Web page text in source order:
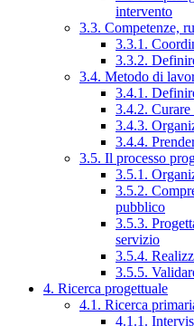
intervento
3.3. Competenze,
3.3.1.
3.3.2.
3.4. Metodo di
3.4.1.
3.4.2.
3.4.3.
3.4.4.
3.5. Il processo
3.5.1.
3.5.2.
pubblico
3.5.3.
servizio
3.5.4.
3.5.5.
4. Ricerca progettuale
4.1. Ricerca
4.1.1.